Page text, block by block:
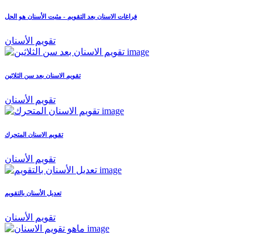
فراغات الاسنان بعد التقويم - مثبت الأسنان هو الحل
تقويم الأسنان
تقويم الاسنان بعد سن الثلاثين
تقويم الأسنان
تقويم الاسنان المتحرك
تقويم الأسنان
تعديل الأسنان بالتقويم
تقويم الأسنان